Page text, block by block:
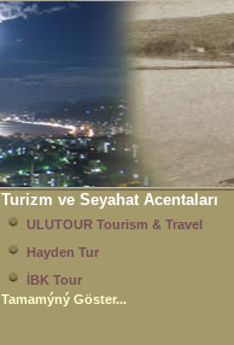
Turizm ve Seyahat Acentaları
ULUTOUR Tourism & Travel
Hayden Tur
İBK Tour
Tamamýný Göster...